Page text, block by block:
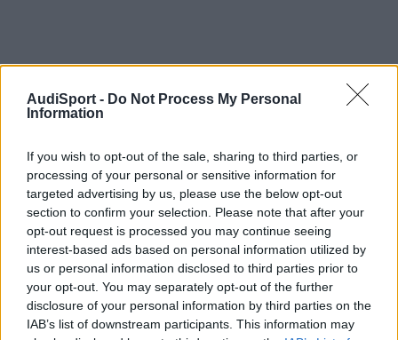
AudiSport - Do Not Process My Personal
Information
If you wish to opt-out of the sale, sharing to third parties, or
processing of your personal or sensitive information for
targeted advertising by us, please use the below opt-out
section to confirm your selection. Please note that after your
opt-out request is processed you may continue seeing
interest-based ads based on personal information utilized by
us or personal information disclosed to third parties prior to
your opt-out. You may separately opt-out of the further
disclosure of your personal information by third parties on the
IAB’s list of downstream participants. This information may
alfonsit